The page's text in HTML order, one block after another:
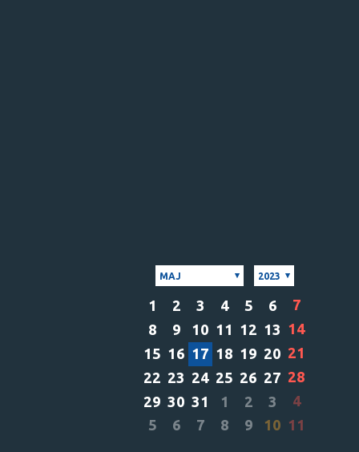
MAJ 2023
1 2 3 4 5 6
7
8
9 10 11 12 13 14
15 16 17 18 19 20 21
22 23 24 25 26 27 28
29 30 31 1 2 3
4
5
6 7 8 9 10 11